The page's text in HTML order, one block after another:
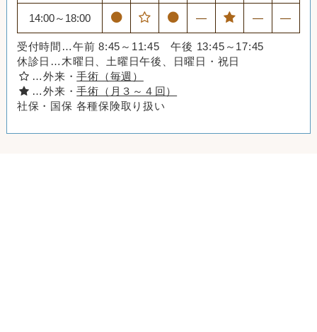
14:00～18:00 ― ― ―
受付時間…午前 8:45～11:45 午後 13:45～17:45
休診日…木曜日、土曜日午後、日曜日・祝日
…外来・手術（毎週）
…外来・手術（月３～４回）
社保・国保 各種保険取り扱い